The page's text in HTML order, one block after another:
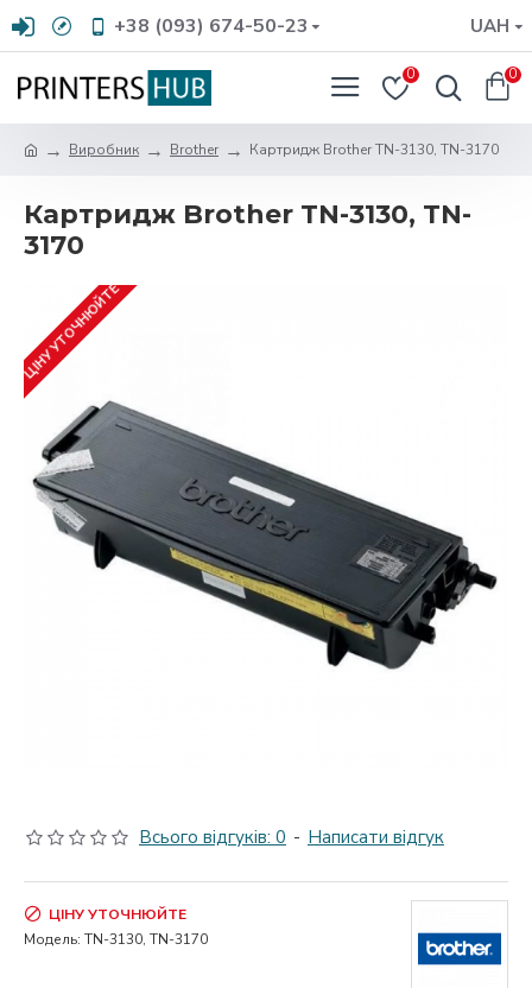
+38 (093) 674-50-23 UAH
0 0
Виробник Brother Картридж Brother TN-3130, TN-3170
Картридж Brother TN-3130, TN-
3170
ЦІНУ УТОЧНЮЙТЕ
Всього відгуків: 0 - Написати відгук
ЦІНУ УТОЧНЮЙТЕ
Модель: TN-3130, TN-3170